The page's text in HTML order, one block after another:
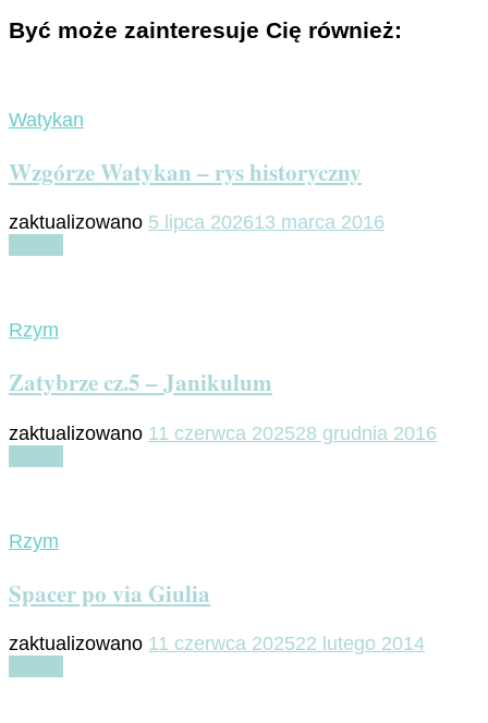
Być może zainteresuje Cię również:
Watykan
Wzgórze Watykan – rys historyczny
zaktualizowano 5 lipca 202613 marca 2016
Rzym
Zatybrze cz.5 – Janikulum
zaktualizowano 11 czerwca 202528 grudnia 2016
Rzym
Spacer po via Giulia
zaktualizowano 11 czerwca 202522 lutego 2014